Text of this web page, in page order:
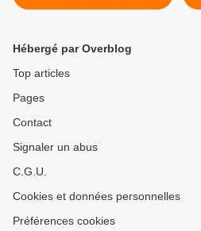
Hébergé par Overblog
Top articles
Pages
Contact
Signaler un abus
C.G.U.
Cookies et données personnelles
Préférences cookies